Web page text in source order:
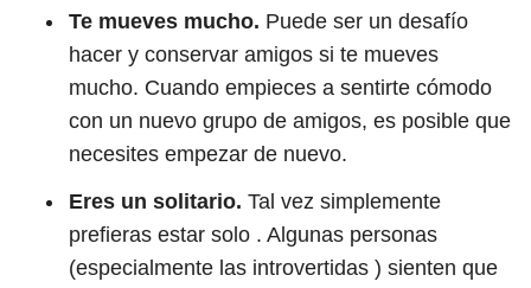
Te mueves mucho. Puede ser un desafío
hacer y conservar amigos si te mueves
mucho. Cuando empieces a sentirte cómodo
con un nuevo grupo de amigos, es posible que
necesites empezar de nuevo.
Eres un solitario. Tal vez simplemente
prefieras estar solo . Algunas personas
(especialmente las introvertidas ) sienten que